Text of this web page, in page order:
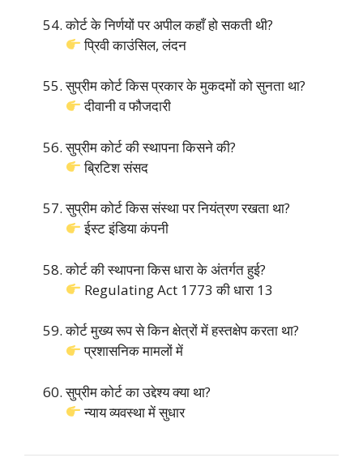
कोर्ट के निर्णयों पर अपील कहाँ हो सकती थी?
प्रिवी काउंसिल, लंदन
सुप्रीम कोर्ट किस प्रकार के मुकदमों को सुनता था?
दीवानी व फौजदारी
सुप्रीम कोर्ट की स्थापना किसने की?
ब्रिटिश संसद
सुप्रीम कोर्ट किस संस्था पर नियंत्रण रखता था?
ईस्ट इंडिया कंपनी
कोर्ट की स्थापना किस धारा के अंतर्गत हुई?
Regulating Act 1773 की धारा 13
कोर्ट मुख्य रूप से किन क्षेत्रों में हस्तक्षेप करता था?
प्रशासनिक मामलों में
सुप्रीम कोर्ट का उद्देश्य क्या था?
न्याय व्यवस्था में सुधार